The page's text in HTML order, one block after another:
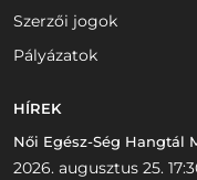
Szerzői jogok
Pályázatok
HÍREK
Női Egész-Ség Hangtál
2026. augusztus 25.